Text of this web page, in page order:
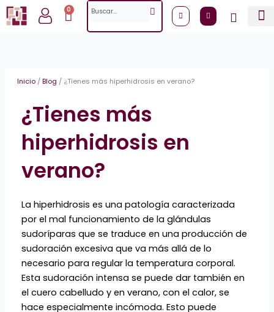
al
0
CartSearch
Inicio/Blog / ¿Tienes más hiperhidrosis en verano?
¿Tienes más
hiperhidrosis en
verano?
La hiperhidrosis es una patología caracterizada
por el mal funcionamiento de la glándulas
sudoríparas que se traduce en una producción de
sudoración excesiva que va más allá de lo
necesario para regular la temperatura corporal.
Esta sudoración intensa se puede dar también en
el cuero cabelludo y en verano, con el calor, se
hace especialmente incómoda. Esto puede